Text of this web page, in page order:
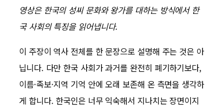
영상은 한국의 성씨 문화와 왕가를 대하는 방식에서 한
국 사회의 특징을 읽어냅니다.
이 주장이 역사 전체를 한 문장으로 설명해 주는 것은 아
닙니다. 다만 한국 사회가 과거를 완전히 폐기하기보다,
이름·족보·지역 기억 안에 오래 보존해 온 측면을 생각하
게 합니다. 한국인은 너무 익숙해서 지나치는 장면이지